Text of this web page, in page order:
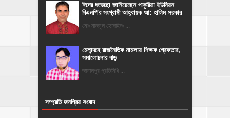
ঈদের শুভেচ্ছা জানিয়েছেন পাকুরিয়া ইউনিয়ন
বিএনপি'র সংগ্রামী আহ্বায়ক আ: হালিম সরকার
মোঃ নাজমুল হোসাইনঃ ...
মেলান্দহে রাজনৈতিক মামলায় শিক্ষক গ্রেফতার,
সমালোচনার ঝড়
জামালপুর প্রতিনিধি ...
সম্প্রতি জনপ্রিয় সংবাদ